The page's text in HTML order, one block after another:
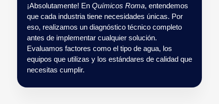
¡Absolutamente! En Químicos Roma, entendemos
que cada industria tiene necesidades únicas. Por
eso, realizamos un diagnóstico técnico completo
antes de implementar cualquier solución.
Evaluamos factores como el tipo de agua, los
equipos que utilizas y los estándares de calidad que
necesitas cumplir.